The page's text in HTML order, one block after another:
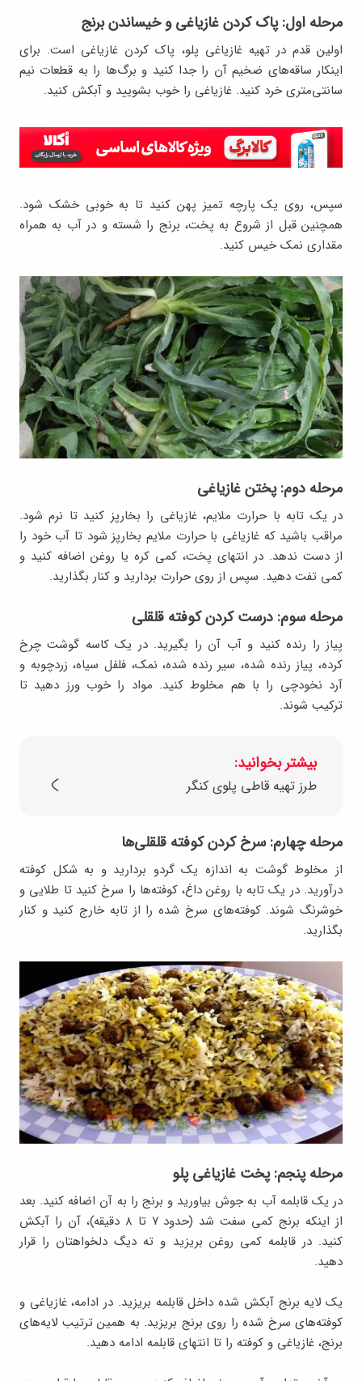
مرحله اول: پاک کردن غازیاغی و خیساندن برنج
اولین قدم در تهیه غازیاغی پلو، پاک کردن غازیاغی است. برای
اینکار ساقه‌های ضخیم آن را جدا کنید و برگ‌ها را به قطعات نیم
سانتی‌متری خرد کنید. غازیاغی را خوب بشویید و آبکش کنید.
سپس، روی یک پارچه تمیز پهن کنید تا به خوبی خشک شود.
همچنین قبل از شروع به پخت، برنج را شسته و در آب به همراه
مقداری نمک خیس کنید.
مرحله دوم: پختن غازیاغی
در یک تابه با حرارت ملایم، غازیاغی را بخارپز کنید تا نرم شود.
مراقب باشید که غازیاغی با حرارت ملایم بخارپز شود تا آب خود را
از دست ندهد. در انتهای پخت، کمی کره یا روغن اضافه کنید و
کمی تفت دهید. سپس از روی حرارت بردارید و کنار بگذارید.
مرحله سوم: درست کردن کوفته قلقلی
پیاز را رنده کنید و آب آن را بگیرید. در یک کاسه گوشت چرخ
کرده، پیاز رنده شده، سیر رنده شده، نمک، فلفل سیاه، زردچوبه و
آرد نخودچی را با هم مخلوط کنید. مواد را خوب ورز دهید تا
ترکیب شوند.
بیشتر بخوانید:
طرز تهیه قاطی پلوی کنگر
مرحله چهارم: سرخ کردن کوفته قلقلی‌ها
از مخلوط گوشت به اندازه یک گردو بردارید و به شکل کوفته
درآورید. در یک تابه با روغن داغ، کوفته‌ها را سرخ کنید تا طلایی و
خوشرنگ شوند. کوفته‌های سرخ شده را از تابه خارج کنید و کنار
بگذارید.
مرحله پنجم: پخت غازیاغی پلو
در یک قابلمه آب به جوش بیاورید و برنج را به آن اضافه کنید. بعد
از اینکه برنج کمی سفت شد (حدود ۷ تا ۸ دقیقه)، آن را آبکش
کنید. در قابلمه کمی روغن بریزید و ته دیگ دلخواهتان را قرار
دهید.
یک لایه برنج آبکش شده داخل قابلمه بریزید. در ادامه، غازیاغی و
کوفته‌های سرخ شده را روی برنج بریزید. به همین ترتیب لایه‌های
برنج، غازیاغی و کوفته را تا انتهای قابلمه ادامه دهید.